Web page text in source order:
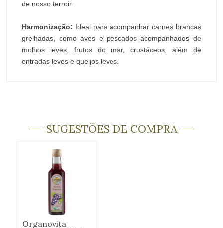
de nosso terroir.
Harmonização: Ideal para acompanhar carnes brancas
grelhadas, como aves e pescados acompanhados de
molhos leves, frutos do mar, crustáceos, além de
entradas leves e queijos leves.
SUGESTÕES DE COMPRA
Organovita